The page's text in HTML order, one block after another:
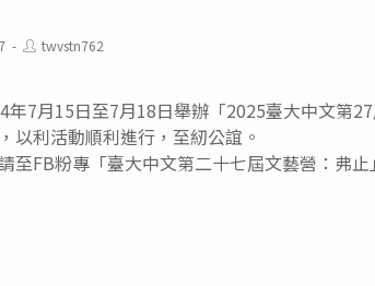
Posttwvstn762
7月15日至7月18日舉辦「2025臺大中文第
以利活動順利進行，至紉公誼。
至FB粉專「臺大中文第二十七屆文藝營：弗止